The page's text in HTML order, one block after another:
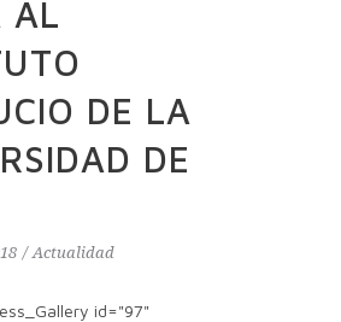
AL
DE LA
DE
Actualidad
id="97"